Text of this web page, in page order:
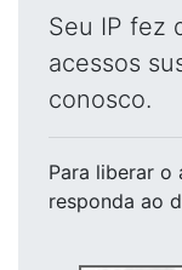
Seu IP fez
acessos
conosco.
Para liberar o
responda ao